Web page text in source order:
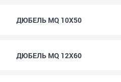
ДЮБЕЛЬ MQ 10X50
ДЮБЕЛЬ MQ 12X60